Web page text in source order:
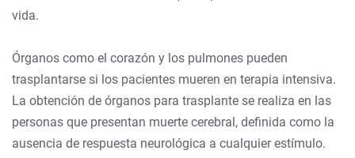
vida.
Órganos como el corazón y los pulmones pueden
trasplantarse si los pacientes mueren en terapia intensiva.
La obtención de órganos para trasplante se realiza en las
personas que presentan muerte cerebral, definida como la
ausencia de respuesta neurológica a cualquier estímulo.